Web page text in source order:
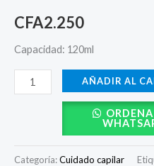
CFA2.250
Capacidad: 120ml
AÑADIR AL
Categoría:Cuidado capilar